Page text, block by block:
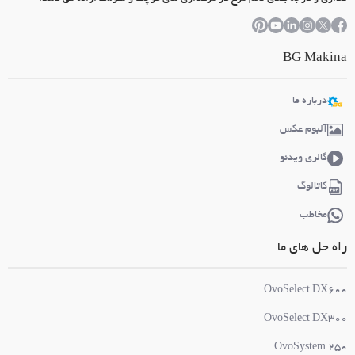
BG Makina
درباره ما
آلبوم عکس
گالری ویدئو
کاتالوگ
مخاطب
راه حل های ما
OvoSelect DX600
OvoSelect DX300
OvoSystem 250